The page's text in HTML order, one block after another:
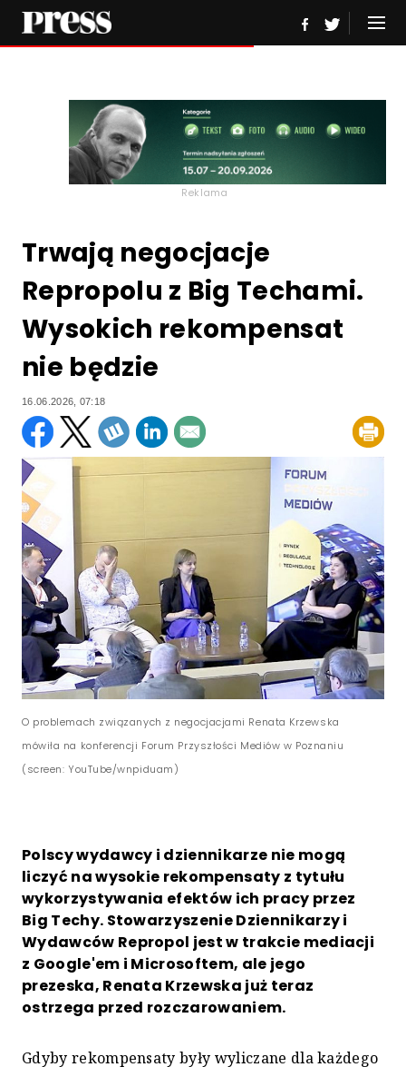
Reklama
Trwają negocjacje
Repropolu z Big Techami.
Wysokich rekompensat
nie będzie
16.06.2026, 07:18
O problemach związanych z negocjacjami Renata Krzewska
mówiła na konferencji Forum Przyszłości Mediów w Poznaniu
(screen: YouTube/wnpiduam)
Polscy wydawcy i dziennikarze nie mogą
liczyć na wysokie rekompensaty z tytułu
wykorzystywania efektów ich pracy przez
Big Techy. Stowarzyszenie Dziennikarzy i
Wydawców Repropol jest w trakcie mediacji
z Google'em i Microsoftem, ale jego
prezeska, Renata Krzewska już teraz
ostrzega przed rozczarowaniem.
Gdyby rekompensaty były wyliczane dla każdego